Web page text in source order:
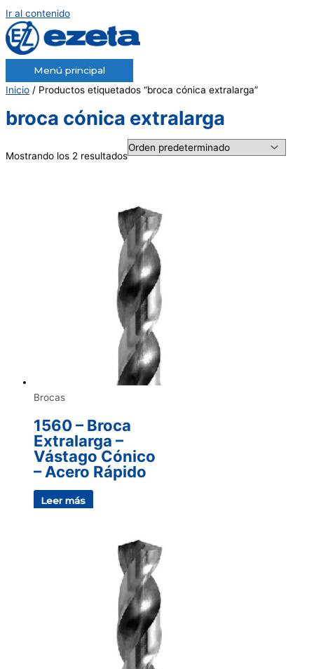
Ir al contenido
Menú principal
Inicio / Productos etiquetados “broca cónica extralarga”
broca cónica extralarga
Mostrando los 2 resultados
Brocas
1560 – Broca
Extralarga –
Vástago Cónico
– Acero Rápido
Leer más